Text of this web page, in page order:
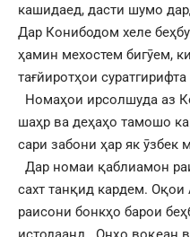
кашидаед, дасти шумо
Дар Конибодом хеле
ҳамин мехостем бигӯем,
тағйиротҳои
Номаҳои ирсолшуда аз
шаҳр ва деҳаҳо тамошо
сари забони ҳар як ӯзбек
Дар номаи қаблиамон
сахт танқид кардем. Оқои
раисони бонкҳо барои